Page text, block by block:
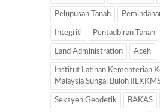
Pelupusan Tanah
Integriti Pentadbiran Tanah
Land Administration Aceh
Institut Latihan Kementerian
Malaysia Sungai Buloh
Seksyen Geodetik BAKAS